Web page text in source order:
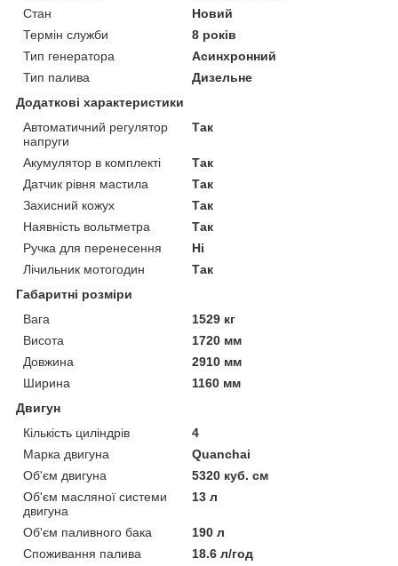
Стан
Новий
Термін служби
8 років
Тип генератора
Асинхронний
Тип палива
Дизельне
Додаткові характеристики
Автоматичний регулятор
напруги
Так
Акумулятор в комплекті
Так
Датчик рівня мастила
Так
Захисний кожух
Так
Наявність вольтметра
Так
Ручка для перенесення
Ні
Лічильник мотогодин
Так
Габаритні розміри
Вага
1529 кг
Висота
1720 мм
Довжина
2910 мм
Ширина
1160 мм
Двигун
Кількість циліндрів
4
Марка двигуна
Quanchai
Об'єм двигуна
5320 куб. см
Об'єм масляної системи
двигуна
13 л
Об'єм паливного бака
190 л
Споживання палива
18.6 л/год